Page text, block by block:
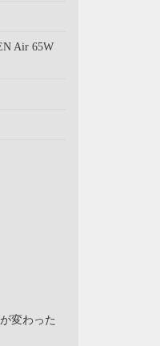
Air 65W
変わった